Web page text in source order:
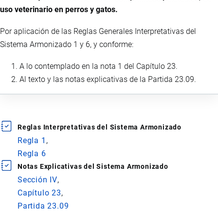
uso veterinario en perros y gatos.
Por aplicación de las Reglas Generales Interpretativas del
Sistema Armonizado 1 y 6, y conforme:
A lo contemplado en la nota 1 del Capítulo 23.
Al texto y las notas explicativas de la Partida 23.09.
Reglas Interpretativas del Sistema Armonizado
Regla 1
Regla 6
Notas Explicativas del Sistema Armonizado
Sección IV
Capítulo 23
Partida 23.09